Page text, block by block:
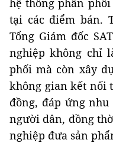
hệ thống phân
tại các điểm bán.
Tổng Giám đốc
nghiệp không chỉ
phối mà còn xây
không gian kết nối
đồng, đáp ứng nhu
người dân, đồng
nghiệp đưa sản